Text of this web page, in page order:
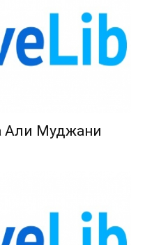
Али Муджани